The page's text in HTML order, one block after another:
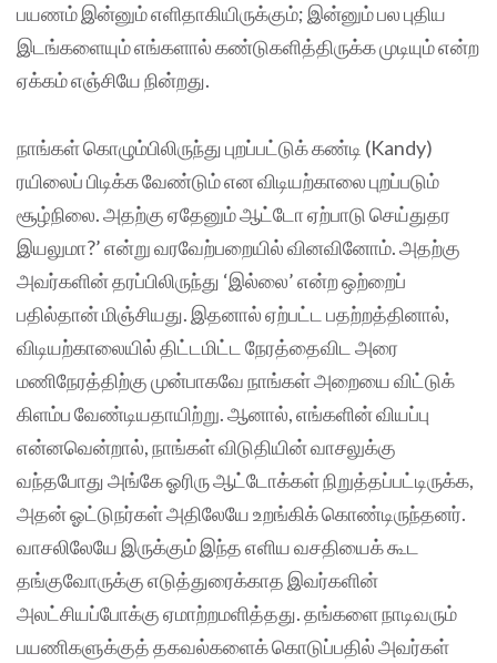
பயணம் இன்னும் எளிதாகியிருக்கும்; இன்னும் பல புதிய
இடங்களையும் எங்களால் கண்டுகளித்திருக்க முடியும் என்ற
ஏக்கம் எஞ்சியே நின்றது.
நாங்கள் கொழும்பிலிருந்து புறப்பட்டுக் கண்டி (Kandy)
ரயிலைப் பிடிக்க வேண்டும் என விடியற்காலை புறப்படும்
சூழ்நிலை. அதற்கு ஏதேனும் ஆட்டோ ஏற்பாடு செய்துதர
இயலுமா?’ என்று வரவேற்பறையில் வினவினோம். அதற்கு
அவர்களின் தரப்பிலிருந்து ‘இல்லை’ என்ற ஒற்றைப்
பதில்தான் மிஞ்சியது. இதனால் ஏற்பட்ட பதற்றத்தினால்,
விடியற்காலையில் திட்டமிட்ட நேரத்தைவிட அரை
மணிநேரத்திற்கு முன்பாகவே நாங்கள் அறையை விட்டுக்
கிளம்ப வேண்டியதாயிற்று. ஆனால், எங்களின் வியப்பு
என்னவென்றால், நாங்கள் விடுதியின் வாசலுக்கு
வந்தபோது அங்கே ஓரிரு ஆட்டோக்கள் நிறுத்தப்பட்டிருக்க,
அதன் ஓட்டுநர்கள் அதிலேயே உறங்கிக் கொண்டிருந்தனர்.
வாசலிலேயே இருக்கும் இந்த எளிய வசதியைக் கூட
தங்குவோருக்கு எடுத்துரைக்காத இவர்களின்
அலட்சியப்போக்கு ஏமாற்றமளித்தது. தங்களை நாடிவரும்
பயணிகளுக்குத் தகவல்களைக் கொடுப்பதில் அவர்கள்